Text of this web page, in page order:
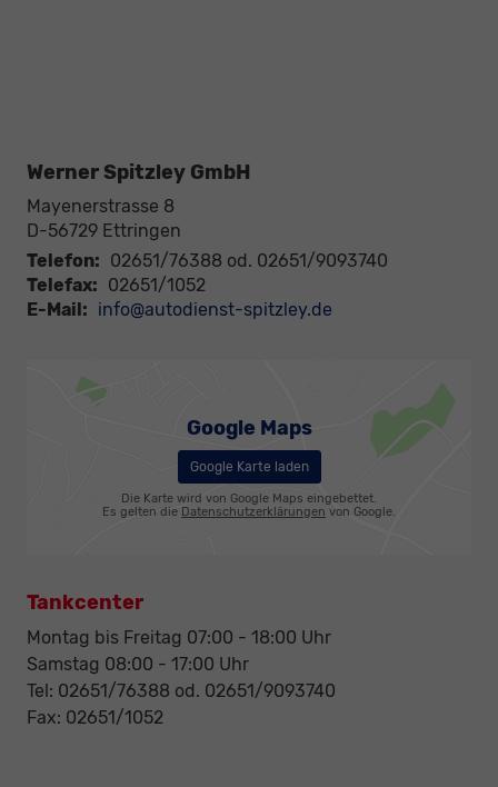
Werner Spitzley GmbH
Mayenerstrasse 8
D-56729 Ettringen
Telefon: 02651/76388 od. 02651/9093740
Telefax: 02651/1052
E-Mail: info@autodienst-spitzley.de
Google Maps
Google Karte laden
Die Karte wird von Google Maps eingebettet.
Es gelten die Datenschutzerklärungen von Google.
Tankcenter
Montag bis Freitag 07:00 - 18:00 Uhr
Samstag 08:00 - 17:00 Uhr
Tel: 02651/76388 od. 02651/9093740
Fax: 02651/1052